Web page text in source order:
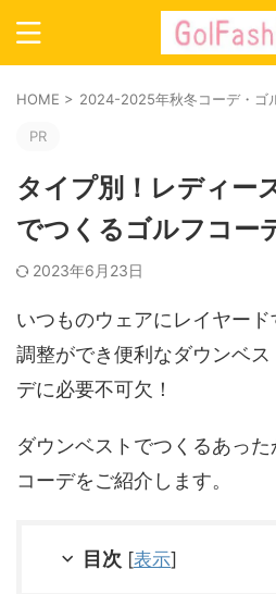
HOME > 2024-2025年秋冬コーデ・ゴ
PR
タイプ別！レディー
でつくるゴルフコー
2023年6月23日
いつものウェアにレイヤー
調整ができ便利なダウンベ
デに必要不可欠！
ダウンベストでつくるあっ
コーデをご紹介します。
目次 [表示]